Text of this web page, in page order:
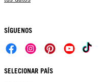
SÍGUENOS
SELECIONAR PAÍS